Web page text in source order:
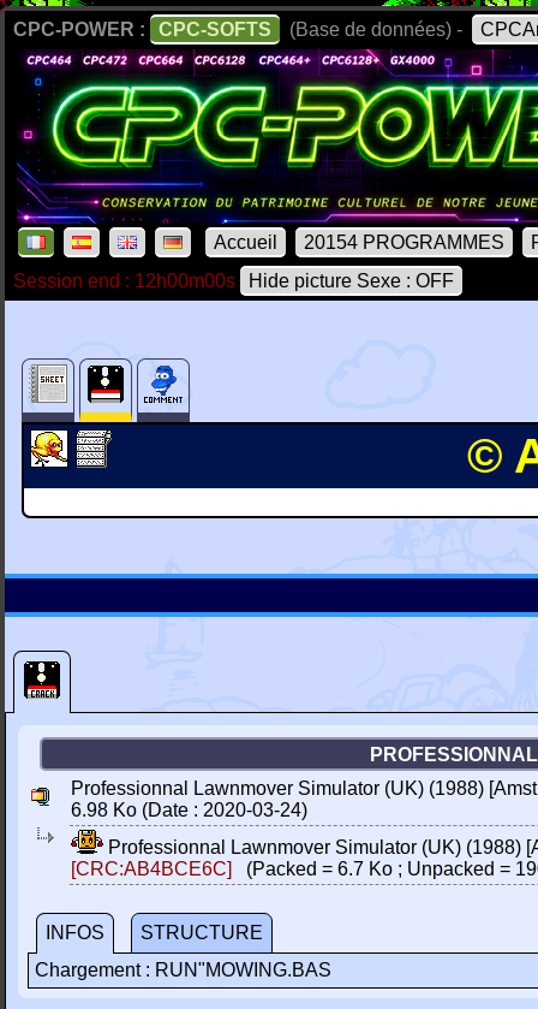
CPC-POWER : CPC-SOFTS (Base de données) -
Accueil 20154 PROGRAMMES
Session end : 12h00m00s
Hide picture Sexe : OFF
©
Professionnal Lawnmover Simulator (UK) (1988)
6.98 Ko (Date : 2020-03-24)
Professionnal Lawnmover Simulator (UK) (1988)
[CRC:AB4BCE6C]
(Packed = 6.7 Ko ; Unpacked =
INFOS
STRUCTURE
Chargement : RUN"MOWING.BAS